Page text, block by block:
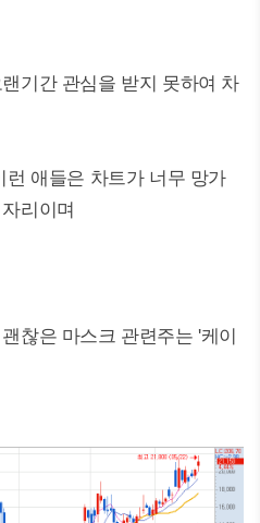
기간 관심을 받지 못하여 차
애들은 차트가 너무 망가
리이며
찮은 마스크 관련주는 '케이